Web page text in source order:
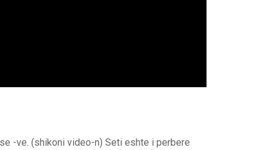
-ve. (shikoni video-n) Seti eshte i perbere